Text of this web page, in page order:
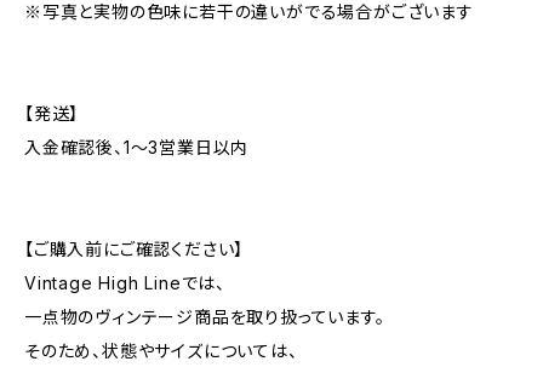
※写真と実物の色味に若干の違いがでる場合がございます
【発送】
入金確認後、1〜3営業日以内
【ご購入前にご確認ください】
Vintage High Lineでは、
一点物のヴィンテージ商品を取り扱っています。
そのため、状態やサイズについては、